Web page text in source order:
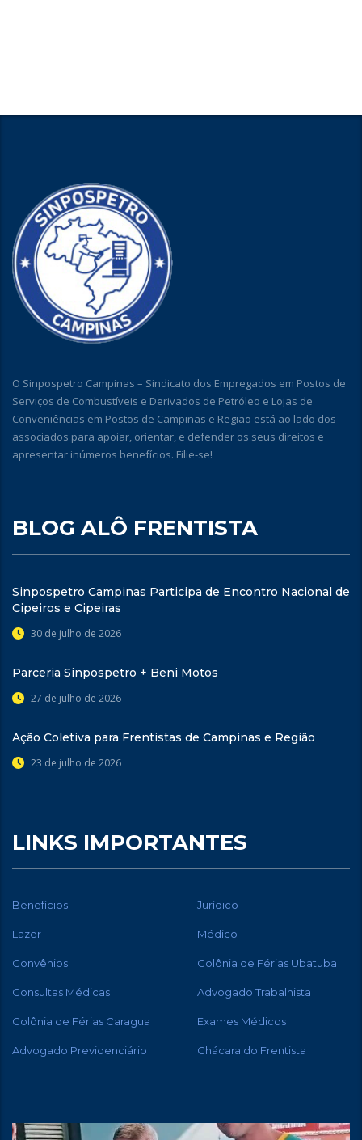
O Sinpospetro Campinas – Sindicato dos Empregados em Postos de
Serviços de Combustíveis e Derivados de Petróleo e Lojas de
Conveniências em Postos de Campinas e Região está ao lado dos
associados para apoiar, orientar, e defender os seus direitos e
apresentar inúmeros benefícios. Filie-se!
BLOG ALÔ FRENTISTA
Sinpospetro Campinas Participa de Encontro Nacional de
Cipeiros e Cipeiras
30 de julho de 2026
Parceria Sinpospetro + Beni Motos
27 de julho de 2026
Ação Coletiva para Frentistas de Campinas e Região
23 de julho de 2026
LINKS IMPORTANTES
Benefícios Jurídico
Lazer Médico
Convênios Colônia de Férias Ubatuba
Consultas Médicas Advogado Trabalhista
Colônia de Férias Caragua Exames Médicos
Advogado Previdenciário Chácara do Frentista